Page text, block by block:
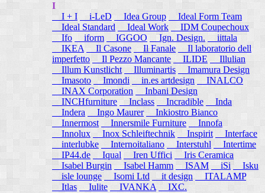
I
I + I
i-LeD Idea Group
Ideal Form Team
Ideal Standard
Ideal Work
IDM Coupechoux
Ifo
iform IGGOO Ign. Design.
iittala
IKEA
Il Casone Il Fanale
Il laboratorio dell
imperfetto
Il Pezzo Mancante ILIDE
Illulian
Illum Kunstlicht
Illuminartis
Imamura Design
Imasoto
Imondi in.es artdesign
INALCO
INAX Corporation
Inbani Design
INCHfurniture
Inclass Incradible
Inda
Indera
Ingo Maurer
Inkiostro Bianco
Innermost
Innersmile Furniture
Innofa
Innolux
Inox Schleiftechnik Inspirit
Interface
interlubke
Internoitaliano Interstuhl
Intertime
IP44.de
Iqual Iren Uffici
Iris Ceramica
Isabel Burgin
Isabel Hamm ISAM iSi Isku
isle lounge
Isomi Ltd it design
ITALAMP
Itlas
Iulite IVANKA IXC.